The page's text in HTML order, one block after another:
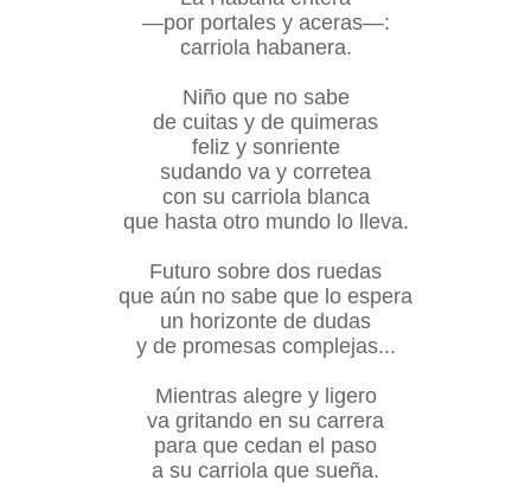
—por portales y aceras—:
carriola habanera.
Niño que no sabe
de cuitas y de quimeras
feliz y sonriente
sudando va y corretea
con su carriola blanca
que hasta otro mundo lo lleva.
Futuro sobre dos ruedas
que aún no sabe que lo espera
un horizonte de dudas
y de promesas complejas...
Mientras alegre y ligero
va gritando en su carrera
para que cedan el paso
a su carriola que sueña.